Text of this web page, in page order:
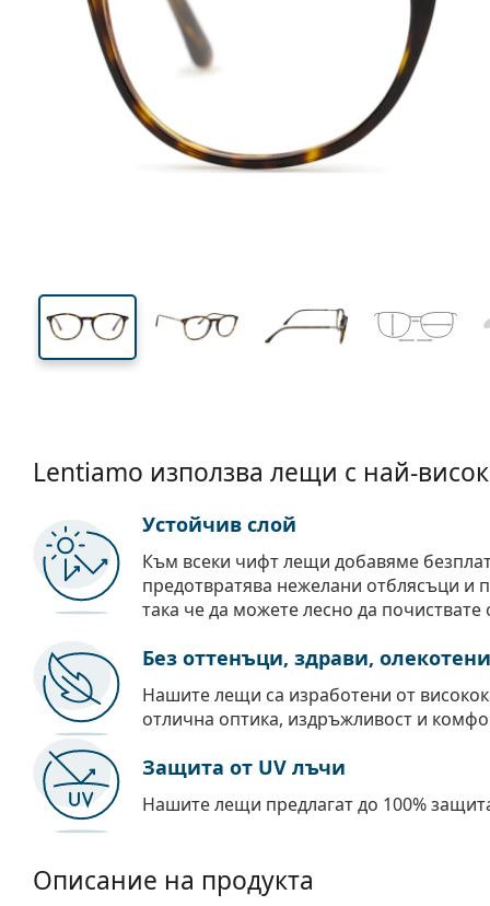
43 mm
Височина на стъклото
52 mm
Ширина на стъклото
на
Lentiamo използва лещи с най-
Устойчив слой
Към всеки чифт лещи добавяме
предотвратява нежелани отблясъци и
така че да можете лесно да почиствате
Без оттенъци, здрави, олекотени
Нашите лещи са изработени от
отлична оптика, издръжливост и
Защита от UV лъчи
Нашите лещи предлагат до 100%
Описание на продукта